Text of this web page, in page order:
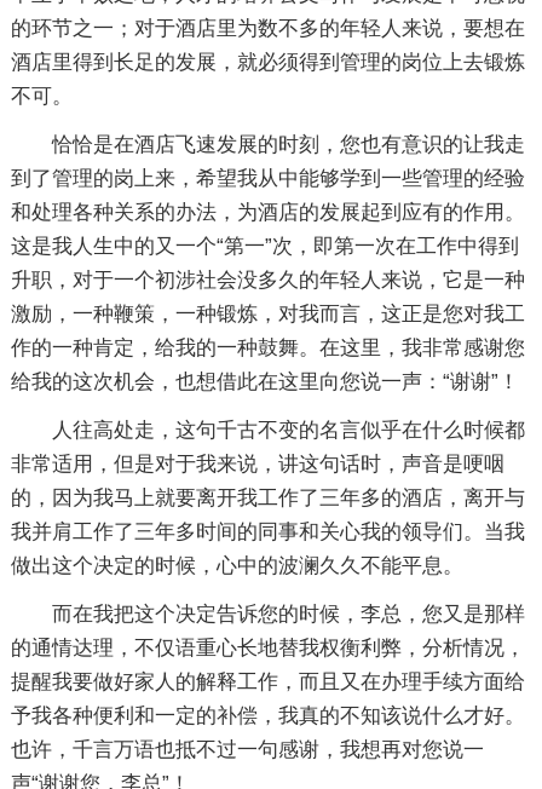
的环节之一；对于酒店里为数不多的年轻人来说，要想在
酒店里得到长足的发展，就必须得到管理的岗位上去锻炼
不可。
恰恰是在酒店飞速发展的时刻，您也有意识的让我走
到了管理的岗上来，希望我从中能够学到一些管理的经验
和处理各种关系的办法，为酒店的发展起到应有的作用。
这是我人生中的又一个“第一”次，即第一次在工作中得到
升职，对于一个初涉社会没多久的年轻人来说，它是一种
激励，一种鞭策，一种锻炼，对我而言，这正是您对我工
作的一种肯定，给我的一种鼓舞。在这里，我非常感谢您
给我的这次机会，也想借此在这里向您说一声：“谢谢”！
人往高处走，这句千古不变的名言似乎在什么时候都
非常适用，但是对于我来说，讲这句话时，声音是哽咽
的，因为我马上就要离开我工作了三年多的酒店，离开与
我并肩工作了三年多时间的同事和关心我的领导们。当我
做出这个决定的时候，心中的波澜久久不能平息。
而在我把这个决定告诉您的时候，李总，您又是那样
的通情达理，不仅语重心长地替我权衡利弊，分析情况，
提醒我要做好家人的解释工作，而且又在办理手续方面给
予我各种便利和一定的补偿，我真的不知该说什么才好。
也许，千言万语也抵不过一句感谢，我想再对您说一
声“谢谢您，李总”！